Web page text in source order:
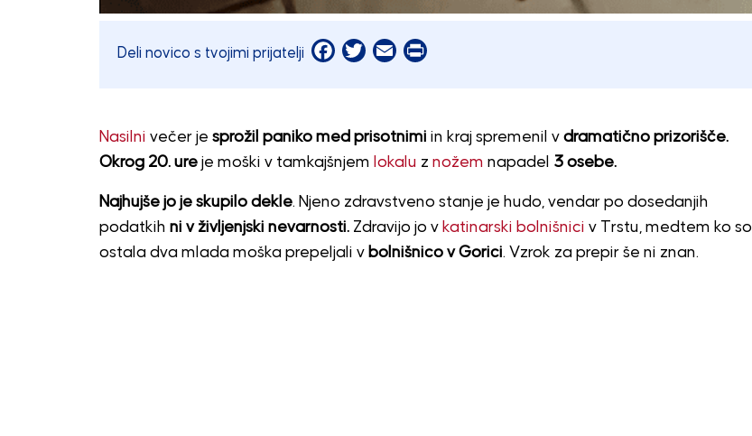
Deli novico s tvojimi prijatelji Facebook
Twitter
EmailPrint
Nasilni večer je sprožil paniko med prisotnimi in kraj spremenil v dramatično prizorišče.
Okrog 20. ureje moški v tamkajšnjem lokalu z nožem napadel 3 osebe.
Najhujše jo je skupilo dekle. Njeno zdravstveno stanje je hudo, vendar po dosedanjih
podatkih ni v življenjski nevarnosti.Zdravijo jo v katinarski bolnišnici v Trstu, medtem ko so
ostala dva mlada moška prepeljali v bolnišnico v Gorici. Vzrok za prepir še ni znan.